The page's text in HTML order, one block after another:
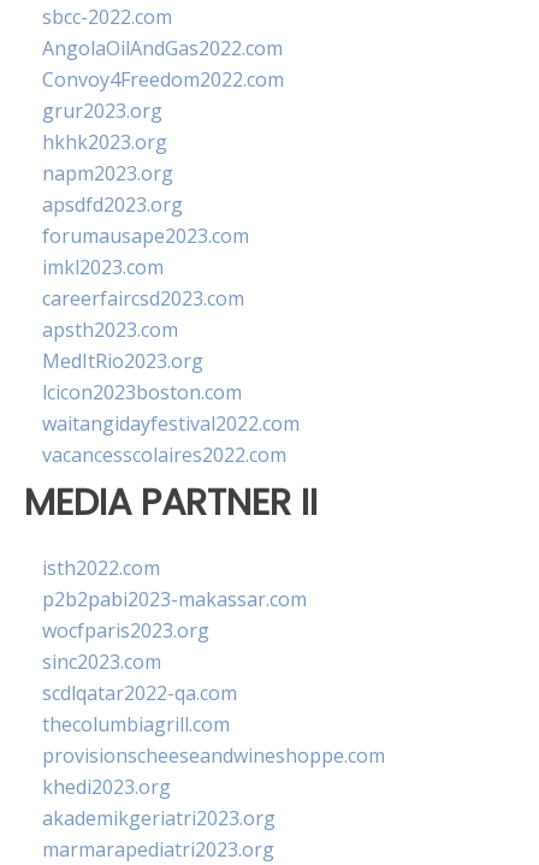
sbcc-2022.com
AngolaOilAndGas2022.com
Convoy4Freedom2022.com
grur2023.org
hkhk2023.org
napm2023.org
apsdfd2023.org
forumausape2023.com
imkl2023.com
careerfaircsd2023.com
apsth2023.com
MedItRio2023.org
lcicon2023boston.com
waitangidayfestival2022.com
vacancesscolaires2022.com
MEDIA PARTNER II
isth2022.com
p2b2pabi2023-makassar.com
wocfparis2023.org
sinc2023.com
scdlqatar2022-qa.com
thecolumbiagrill.com
provisionscheeseandwineshoppe.com
khedi2023.org
akademikgeriatri2023.org
marmarapediatri2023.org